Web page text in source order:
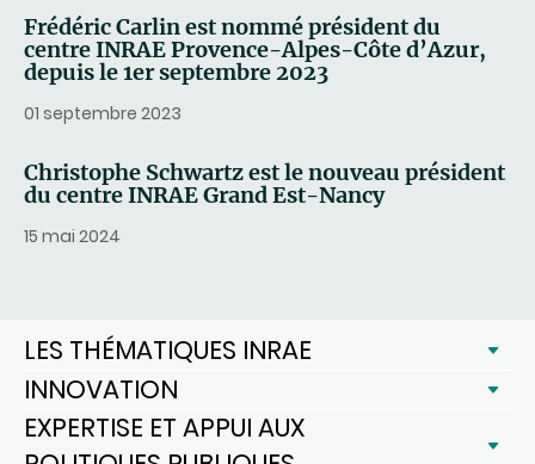
Frédéric Carlin est nommé président du
centre INRAE Provence-Alpes-Côte d’Azur,
depuis le 1er septembre 2023
01 septembre 2023
Christophe Schwartz est le nouveau président
du centre INRAE Grand Est-Nancy
15 mai 2024
LES THÉMATIQUES INRAE
INNOVATION
EXPERTISE ET APPUI AUX